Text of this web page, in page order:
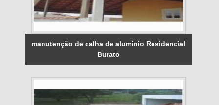
manutenção de calha de alumínio Residencial
Burato